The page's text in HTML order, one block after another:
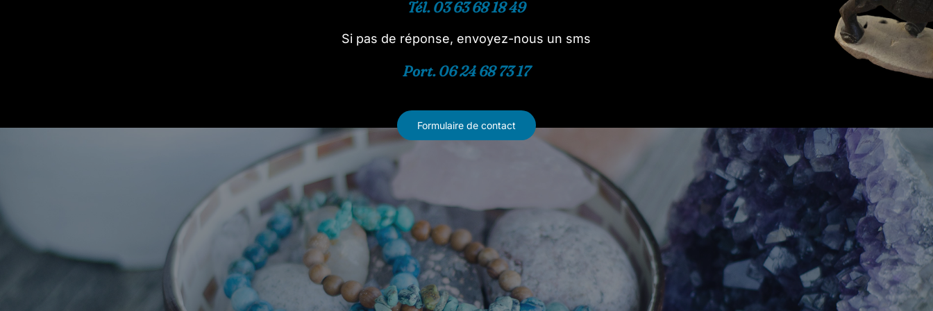
Tél. 03 63 68 18 49
Si pas de réponse, envoyez-nous un sms
Port. 06 24 68 73 17
Formulaire de contact